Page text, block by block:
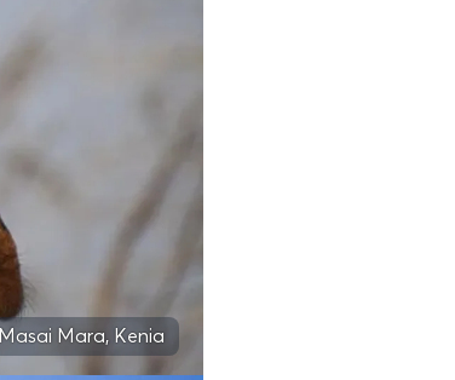
Masai Mara, Kenia